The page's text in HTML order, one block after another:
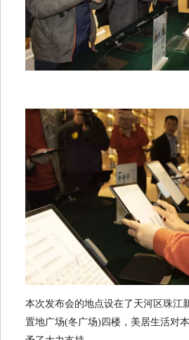
本次发布会的地点设在了天河区珠江
置地广场(冬广场)四楼，美居生活对